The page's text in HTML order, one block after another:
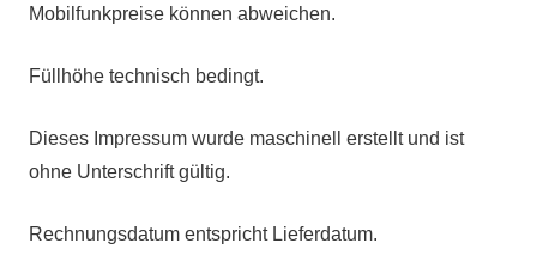
Mobilfunkpreise können abweichen.
Füllhöhe technisch bedingt.
Dieses Impressum wurde maschinell erstellt und ist
ohne Unterschrift gültig.
Rechnungsdatum entspricht Lieferdatum.